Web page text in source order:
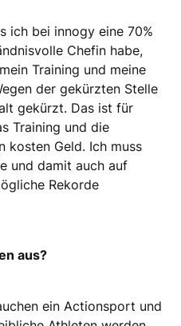
ich bei innogy eine 70%
Chefin habe,
Training und meine
der gekürzten Stelle
gekürzt. Das ist für
Training und die
kosten Geld. Ich muss
und damit auch auf
Rekorde
aus?
ein Actionsport und